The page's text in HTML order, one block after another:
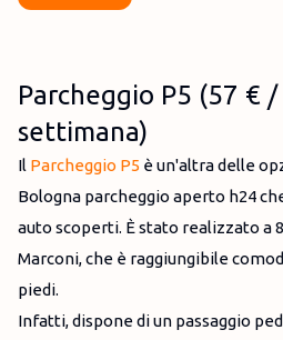
Parcheggio P5 (57 € /
settimana)
Il Parcheggio P5 è un'altra delle
Bologna parcheggio aperto h24
auto scoperti. È stato realizzato a
Marconi, che è raggiungibile
piedi.
Infatti, dispone di un passaggio